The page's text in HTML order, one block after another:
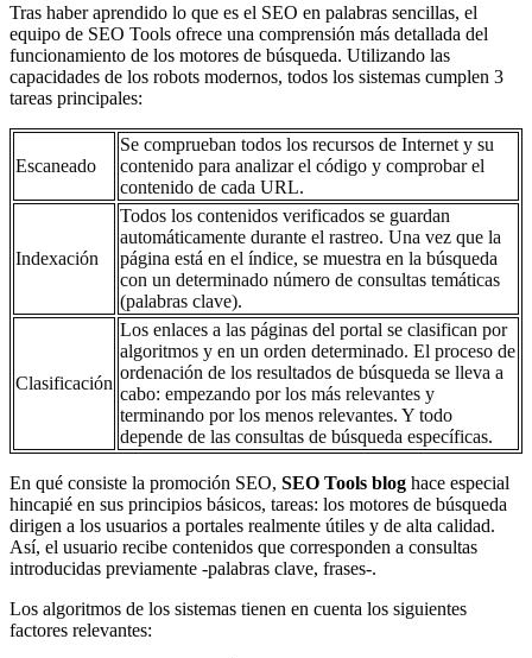
Tras haber aprendido lo que es el SEO en palabras sencillas, el
equipo de SEO Tools ofrece una comprensión más detallada del
funcionamiento de los motores de búsqueda. Utilizando las
capacidades de los robots modernos, todos los sistemas cumplen 3
tareas principales:
Escaneado
Se comprueban todos los recursos de Internet y su
contenido para analizar el código y comprobar el
contenido de cada URL.
Indexación
Todos los contenidos verificados se guardan
automáticamente durante el rastreo. Una vez que la
página está en el índice, se muestra en la búsqueda
con un determinado número de consultas temáticas
(palabras clave).
Clasificación
Los enlaces a las páginas del portal se clasifican por
algoritmos y en un orden determinado. El proceso de
ordenación de los resultados de búsqueda se lleva a
cabo: empezando por los más relevantes y
terminando por los menos relevantes. Y todo
depende de las consultas de búsqueda específicas.
En qué consiste la promoción SEO, SEO Tools blog hace especial
hincapié en sus principios básicos, tareas: los motores de búsqueda
dirigen a los usuarios a portales realmente útiles y de alta calidad.
Así, el usuario recibe contenidos que corresponden a consultas
introducidas previamente -palabras clave, frases-.
Los algoritmos de los sistemas tienen en cuenta los siguientes
factores relevantes: